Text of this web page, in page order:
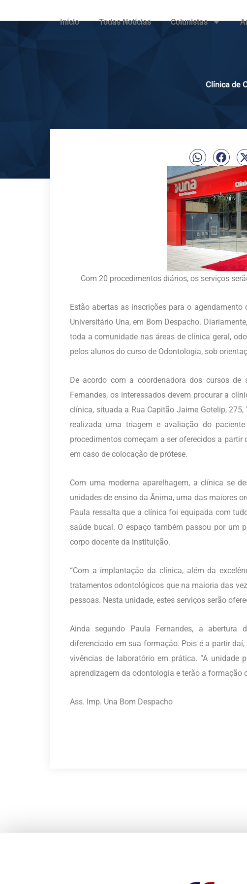
Início Todas Notícias Colunistas
Clínica de
Com 20 procedimentos diários, os serviços
Estão abertas as inscrições para o
Universitário Una, em Bom Despacho.
toda a comunidade nas áreas de clínica geral,
pelos alunos do curso de Odontologia, sob
De acordo com a coordenadora dos cursos de
Fernandes, os interessados devem procurar a
clínica, situada a Rua Capitão Jaime Gotelip,
realizada uma triagem e avaliação do
procedimentos começam a ser oferecidos a
em caso de colocação de prótese.
Com uma moderna aparelhagem, a clínica se
unidades de ensino da Ânima, uma das maiores
Paula ressalta que a clínica foi equipada com
saúde bucal. O espaço também passou por um
corpo docente da instituição.
“Com a implantação da clínica, além da
tratamentos odontológicos que na maioria das
pessoas. Nesta unidade, estes serviços serão
Ainda segundo Paula Fernandes, a
diferenciado em sua formação. Pois é a partir
vivências de laboratório em prática. “A unidade
aprendizagem da odontologia e terão a formação
Ass. Imp. Una Bom Despacho